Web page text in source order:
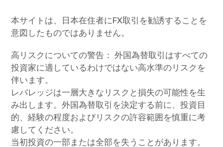
本サイトは、日本在住者にFX取引を勧誘することを
意図したものではありません。
高リスクについての警告： 外国為替取引はすべての
投資家に適しているわけではない高水準のリスクを
伴います。
レバレッジは一層大きなリスクと損失の可能性を生
み出します。外国為替取引を決定する前に、投資目
的、経験の程度およびリスクの許容範囲を慎重に考
慮してください。
当初投資の一部または全部を失うことがあります。